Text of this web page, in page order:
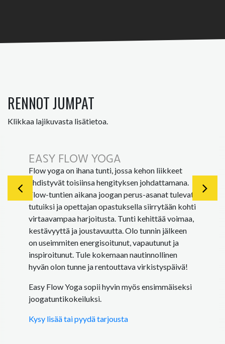
RENNOT JUMPAT
Klikkaa lajikuvasta lisätietoa.
EASY FLOW YOGA
Flow yoga on ihana tunti, jossa kehon liikkeet
yhdistyvät toisiinsa hengityksen johdattamana.
Flow-tuntien aikana joogan perus-asanat tulevat
tutuiksi ja opettajan opastuksella siirrytään kohti
virtaavampaa harjoitusta. Tunti kehittää voimaa,
kestävyyttä ja joustavuutta. Olo tunnin jälkeen
on useimmiten energisoitunut, vapautunut ja
inspiroitunut. Tule kokemaan nautinnollinen
hyvän olon tunne ja rentouttava virkistyspäivä!
Easy Flow Yoga sopii hyvin myös ensimmäiseksi
joogatuntikokeiluksi.
Kysy lisää tai pyydä tarjousta